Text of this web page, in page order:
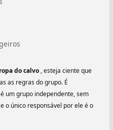
do calvo , esteja ciente que
as regras do grupo. É
um grupo independente, sem
o único responsável por ele é o